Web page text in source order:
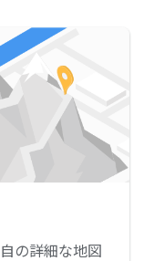
の詳細な地図